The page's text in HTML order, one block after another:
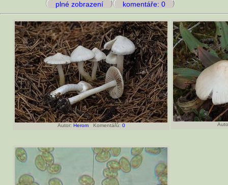
plné zobrazení komentáře: 0
Autor: HeromKomentářů: 0